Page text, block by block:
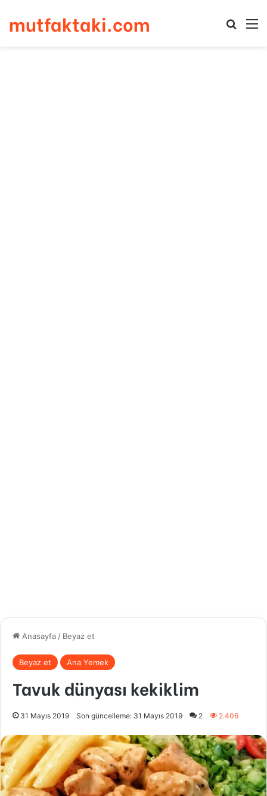
mutfaktaki.com
Anasayfa / Beyaz et
Beyaz et Ana Yemek
Tavuk dünyası kekiklim
31 Mayıs 2019 Son güncelleme: 31 Mayıs 2019 2 2.406